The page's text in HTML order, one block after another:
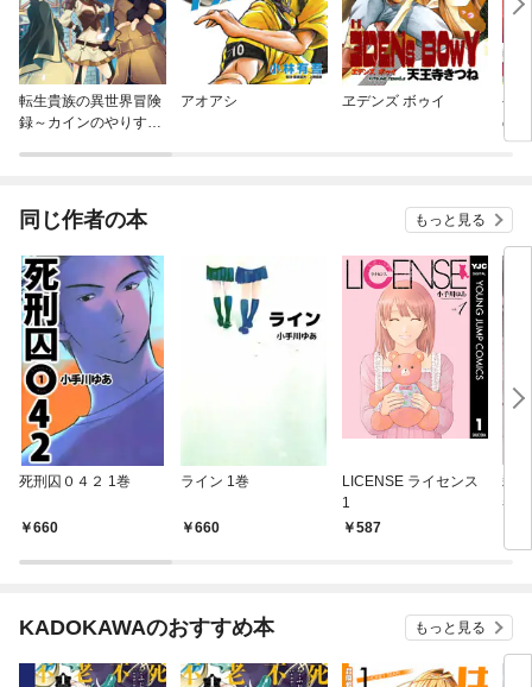
転生貴族の異世界冒険
録～カインのやりすぎ
アオアシ ヱデンズ ボゥイ
や
の
罪
同じ作者の本 もっと見る
死刑囚０４２ 1巻
660
ライン 1巻
660
LICENSE ライセンス
1
587
殺
巻
KADOKAWAのおすすめ本 もっと見る